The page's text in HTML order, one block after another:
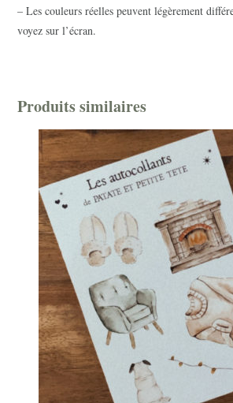
– Les couleurs réelles peuvent légèrement
voyez sur l’écran.
Produits similaires